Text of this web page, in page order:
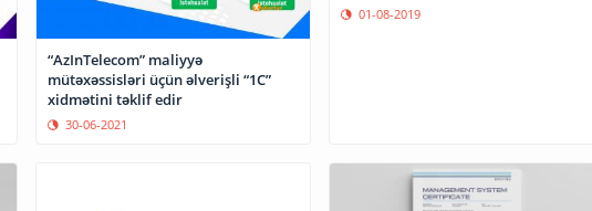
“AzInTelecom” maliyyə
mütəxəssisləri üçün əlverişli “1C”
xidmətini təklif edir
30-06-2021
01-08-2019